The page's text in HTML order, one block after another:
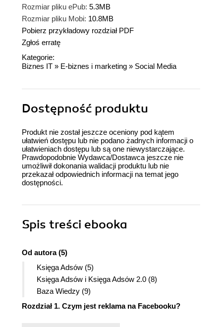
Rozmiar pliku ePub: 5.3MB
Rozmiar pliku Mobi: 10.8MB
Pobierz przykładowy rozdział PDF
Zgłoś erratę
Kategorie:
Biznes IT » E-biznes i marketing » Social Media
Dostępność produktu
Produkt nie został jeszcze oceniony pod kątem
ułatwień dostępu lub nie podano żadnych informacji o
ułatwieniach dostępu lub są one niewystarczające.
Prawdopodobnie Wydawca/Dostawca jeszcze nie
umożliwił dokonania walidacji produktu lub nie
przekazał odpowiednich informacji na temat jego
dostępności.
Spis treści ebooka
Od autora (5)
Księga Adsów (5)
Księga Adsów i Księga Adsów 2.0 (8)
Baza Wiedzy (9)
Rozdział 1. Czym jest reklama na Facebooku?